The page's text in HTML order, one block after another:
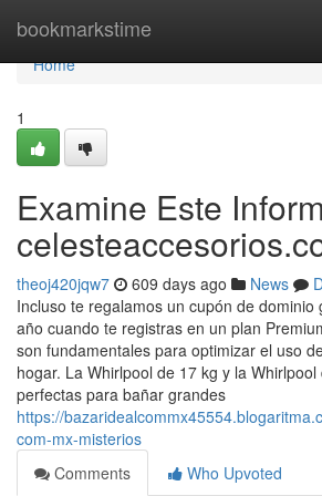
bookmarkstime
Home
Home
1
Examine Este
theoj420jqw7 609 days ago News
Incluso te regalamos un cupón de dominio
año cuando te registras en un plan
son fundamentales para optimizar el uso
hogar. La Whirlpool de 17 kg y la
perfectas para bañar grandes
https://
com-mx-misterios
Comments
Who Upvoted